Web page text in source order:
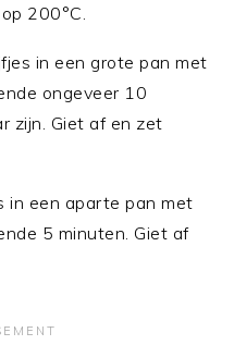
200°C.
in een grote pan met
ongeveer 10
zijn. Giet af en zet
in een aparte pan met
5 minuten. Giet af